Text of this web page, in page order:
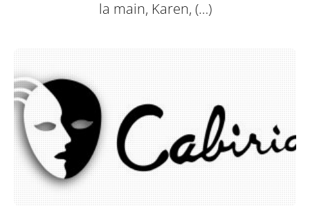
la main, Karen, (…)